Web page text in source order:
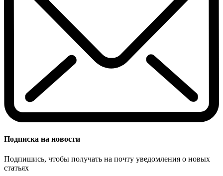
Подписка на новости
Подпишись, чтобы получать на почту уведомления о новых
статьях